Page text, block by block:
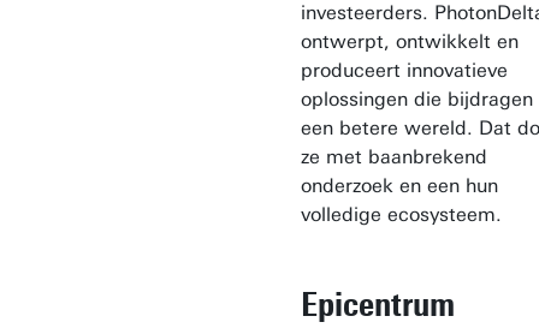
investeerders.
ontwerpt, ontwikkelt en
produceert innovatieve
oplossingen die bijdragen
een betere wereld. Dat
ze met baanbrekend
onderzoek en een hun
volledige ecosysteem.
Epicentrum